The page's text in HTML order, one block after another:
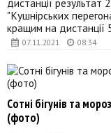
07.11.2021 08:34
"Кушнірських
кращим на дистанції
Сотні бігунів та
(фото)